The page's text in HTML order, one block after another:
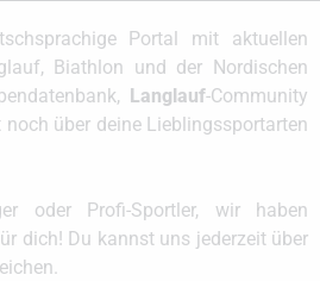
Portal mit aktuellen
Biathlon und der Nordischen
Langlauf-Community
über deine Lieblingssportarten
oder Profi-Sportler, wir haben
dich! Du kannst uns jederzeit über